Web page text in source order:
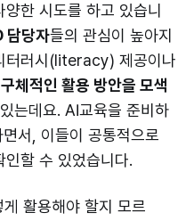
한 시도를 하고 있습니
담당자들의 관심이 높아지
터러시(literacy) 제공이나
체적인 활용 방안을 모색
는데요. AI교육을 준비하
서, 이들이 공통적으로
할 수 있었습니다.
활용해야 할지 모르